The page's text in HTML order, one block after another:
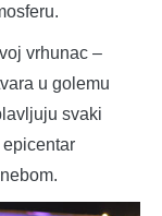
vrhunac –
u golemu
svaki